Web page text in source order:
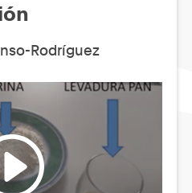
Rodríguez